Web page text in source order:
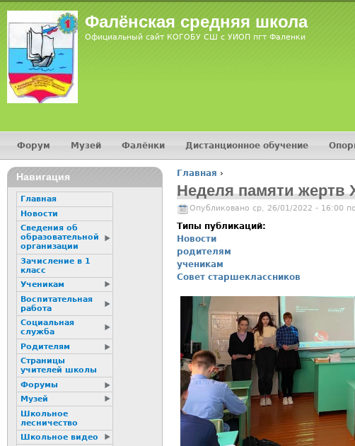
Фалёнская средняя школа
Официальный сайт КОГОБУ СШ с УИОП пгт Фаленки
Вы здесь
Главная ›
Неделя памяти жертв
Опубликовано ср, 26/01/2022 - 16:00
Типы публикаций:
Новости
родителям
ученикам
Совет старшеклассников
Главное меню
Форум Музей Фалёнки Дистанционное обучение
Навигация
Главная
Новости
Сведения об
образовательной
организации
Зачисление в 1
класс
Ученикам
Воспитательная
работа
Социальная
служба
Родителям
Страницы
учителей школы
Форумы
Музей
Школьное
лесничество
Школьное видео